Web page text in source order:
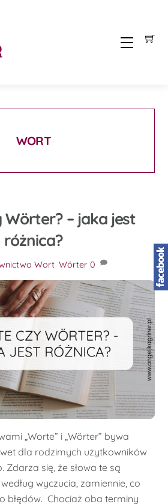
Menu
WORT
Wörter? – jaka jest
różnica?
Wort ,Wörter 0
„Worte” i „Wörter” bywa
dla rodzimych użytkowników
Zdarza się, że słowa te są
wyczucia, zamiennie, co
błędów. Chociaż oba terminy